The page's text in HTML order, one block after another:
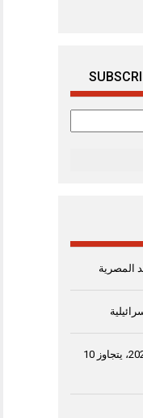
المصرية
إنتاج القمح في مصر خلال موسم 2026، يتجاوز 10